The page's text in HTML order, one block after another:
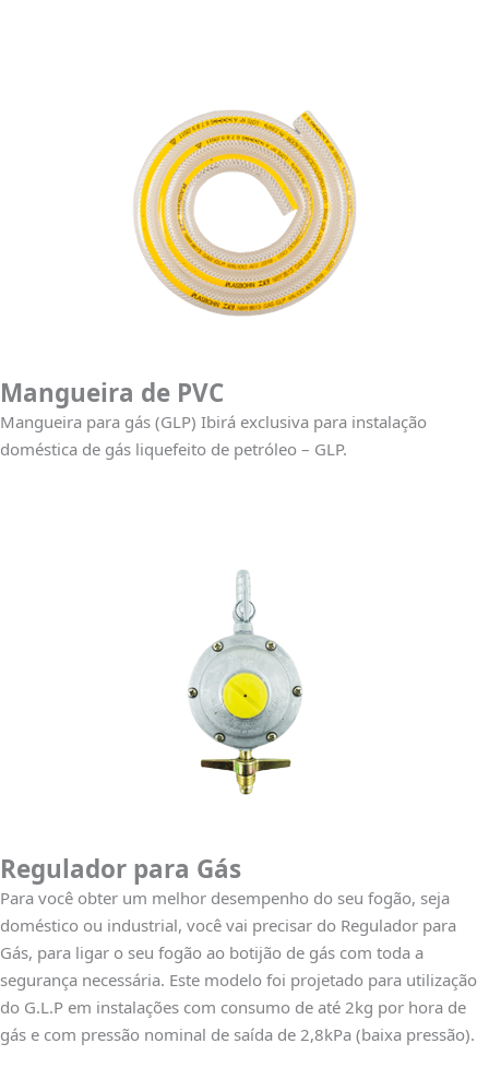
Mangueira de PVC
Mangueira para gás (GLP) Ibirá exclusiva para instalação
doméstica de gás liquefeito de petróleo – GLP.
Regulador para Gás
Para você obter um melhor desempenho do seu fogão, seja
doméstico ou industrial, você vai precisar do Regulador para
Gás, para ligar o seu fogão ao botijão de gás com toda a
segurança necessária. Este modelo foi projetado para utilização
do G.L.P em instalações com consumo de até 2kg por hora de
gás e com pressão nominal de saída de 2,8kPa (baixa pressão).